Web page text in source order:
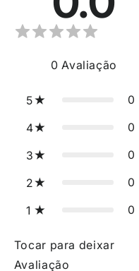
0 Avaliação
5 0
4 0
3 0
2 0
1 0
Tocar para deixar
Avaliação